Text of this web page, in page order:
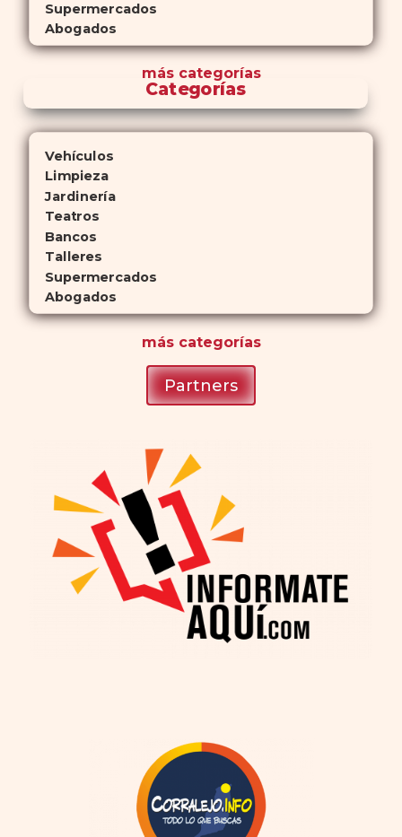
Supermercados
Abogados
máscategorías
Categorías
Vehículos
Limpieza
Jardinería
Teatros
Bancos
Talleres
Supermercados
Abogados
máscategorías
Partners